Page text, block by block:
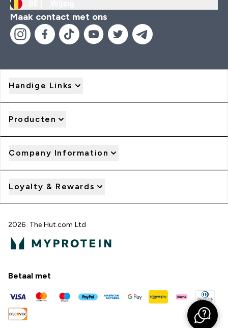
Maak contact met ons
Handige Links
Producten
Company Information
Loyalty & Rewards
2026 The Hut.com Ltd
Betaal met